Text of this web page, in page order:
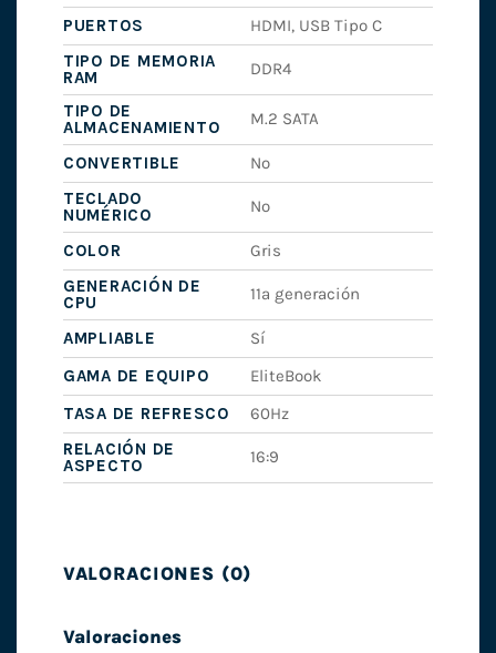
PUERTOS
HDMI, USB Tipo C
TIPO DE MEMORIA
RAM
DDR4
TIPO DE
ALMACENAMIENTO
M.2 SATA
CONVERTIBLE
No
TECLADO
NUMÉRICO
No
COLOR
Gris
GENERACIÓN DE
CPU
11ª generación
AMPLIABLE
Sí
GAMA DE EQUIPO
EliteBook
TASA DE REFRESCO
60Hz
RELACIÓN DE
ASPECTO
16:9
VALORACIONES (0)
Valoraciones